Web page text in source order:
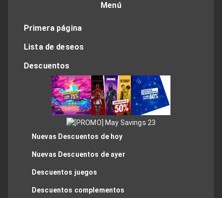
Menú
Primera página
Lista de deseos
Descuentos
Nuevas Descuentos de hoy
Nuevas Descuentos de ayer
Descuentos juegos
Descuentos complementos